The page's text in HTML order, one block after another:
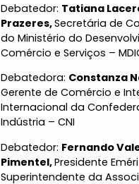
Debatedor: Tatiana
Prazeres,Secretária de
do Ministério do
Comércio e Serviços –
Debatedora: Constanza
Gerente de Comércio e
Internacional da
Indústria – CNI
Debatedor: Fernando
Pimentel,Presidente
Superintendente da